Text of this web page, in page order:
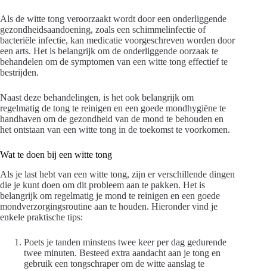
Als de witte tong veroorzaakt wordt door een onderliggende
gezondheidsaandoening, zoals een schimmelinfectie of
bacteriële infectie, kan medicatie voorgeschreven worden door
een arts. Het is belangrijk om de onderliggende oorzaak te
behandelen om de symptomen van een witte tong effectief te
bestrijden.
Naast deze behandelingen, is het ook belangrijk om
regelmatig de tong te reinigen en een goede mondhygiëne te
handhaven om de gezondheid van de mond te behouden en
het ontstaan van een witte tong in de toekomst te voorkomen.
Wat te doen bij een witte tong
Als je last hebt van een witte tong, zijn er verschillende dingen
die je kunt doen om dit probleem aan te pakken. Het is
belangrijk om regelmatig je mond te reinigen en een goede
mondverzorgingsroutine aan te houden. Hieronder vind je
enkele praktische tips:
Poets je tanden minstens twee keer per dag gedurende
twee minuten. Besteed extra aandacht aan je tong en
gebruik een tongschraper om de witte aanslag te